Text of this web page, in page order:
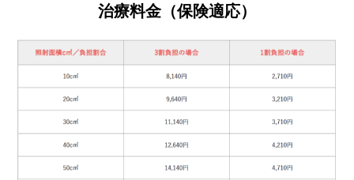
治療料金（保険適応）